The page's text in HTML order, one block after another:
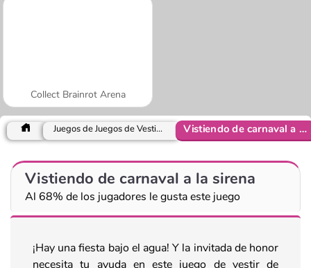
Collect Brainrot Arena
Juegos de Juegos de Vestir y Moda Vistiendo de carnaval a la sirena
Vistiendo de carnaval a la sirena
Al 68% de los jugadores le gusta este juego
¡Hay una fiesta bajo el agua! Y la invitada de honor
necesita tu ayuda en este juego de vestir de